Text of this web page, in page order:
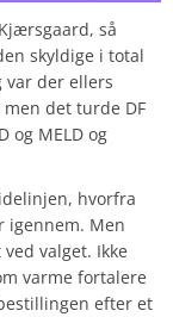
så
skyldige i total
var der ellers
det turde DF
og MELD og
hvorfra
igennem. Men
valget. Ikke
varme fortalere
efter et